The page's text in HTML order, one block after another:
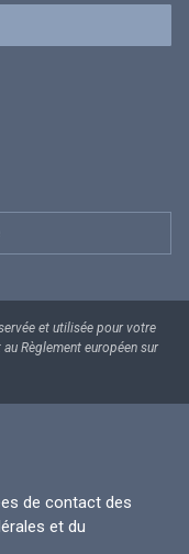
et utilisée pour votre
Règlement européen sur
de contact des
et du